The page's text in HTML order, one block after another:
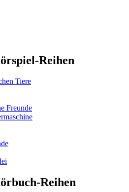
Reihen
Tiere
Freunde
Reihen